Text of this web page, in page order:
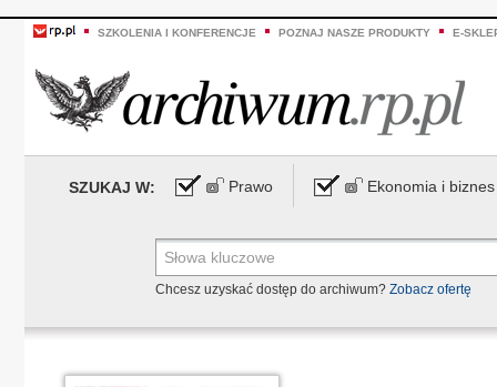
SZKOLENIA I KONFERENCJE POZNAJ NASZE PRODUKTY E-
SZUKAJ W: Prawo Ekonomia i biznes
Chcesz uzyskać dostęp do archiwum? Zobacz ofertę